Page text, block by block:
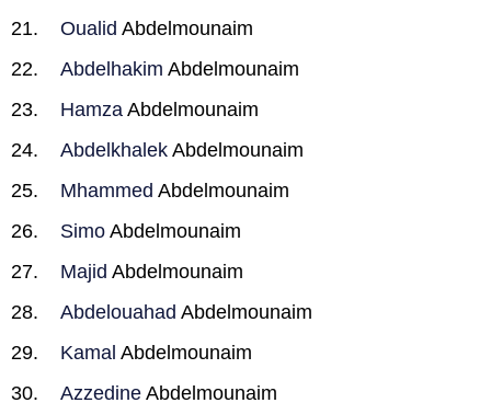
Oualid Abdelmounaim
Abdelhakim Abdelmounaim
Hamza Abdelmounaim
Abdelkhalek Abdelmounaim
Mhammed Abdelmounaim
Simo Abdelmounaim
Majid Abdelmounaim
Abdelouahad Abdelmounaim
Kamal Abdelmounaim
Azzedine Abdelmounaim